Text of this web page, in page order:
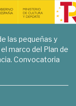
las pequeñas y
marco del Plan de
Convocatoria